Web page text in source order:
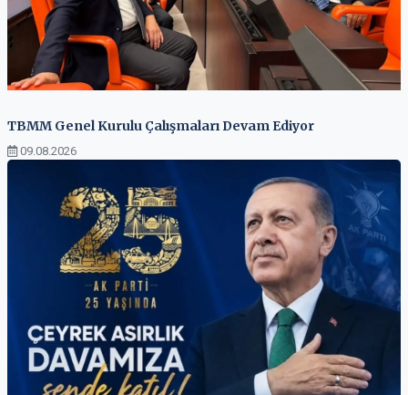
TBMM Genel Kurulu Çalışmaları Devam Ediyor
09.08.2026